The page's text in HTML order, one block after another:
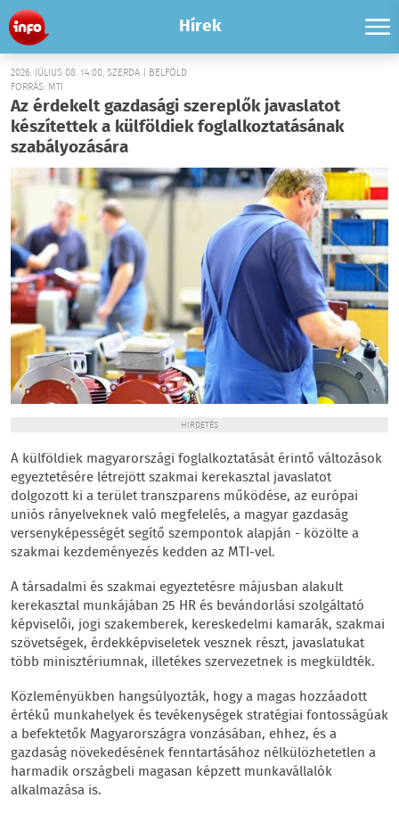
Hírek
2026. JÚLIUS 08. 14:00, SZERDA | BELFÖLD
FORRÁS: MTI
Az érdekelt gazdasági szereplők javaslatot
készítettek a külföldiek foglalkoztatásának
szabályozására
HIRDETÉS
A külföldiek magyarországi foglalkoztatását érintő változások
egyeztetésére létrejött szakmai kerekasztal javaslatot
dolgozott ki a terület transzparens működése, az európai
uniós rányelveknek való megfelelés, a magyar gazdaság
versenyképességét segítő szempontok alapján - közölte a
szakmai kezdeményezés kedden az MTI-vel.
A társadalmi és szakmai egyeztetésre májusban alakult
kerekasztal munkájában 25 HR és bevándorlási szolgáltató
képviselői, jogi szakemberek, kereskedelmi kamarák, szakmai
szövetségek, érdekképviseletek vesznek részt, javaslatukat
több minisztériumnak, illetékes szervezetnek is megküldték.
Közleményükben hangsúlyozták, hogy a magas hozzáadott
értékű munkahelyek és tevékenységek stratégiai fontosságúak
a befektetők Magyarországra vonzásában, ehhez, és a
gazdaság növekedésének fenntartásához nélkülözhetetlen a
harmadik országbeli magasan képzett munkavállalók
alkalmazása is.